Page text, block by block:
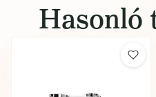
Hasonló